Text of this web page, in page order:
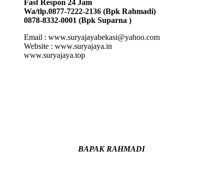
Fast Respon 24 Jam
Wa/tlp.0877-7222-2136 (Bpk Rahmadi)
0878-8332-0001 (Bpk Suparna )
Email : www.suryajayabekasi@yahoo.com
Website : www.suryajaya.in
www.suryajaya.top
BAPAK RAHMADI